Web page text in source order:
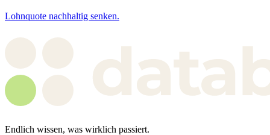
Lohnquote nachhaltig senken.
Endlich wissen, was wirklich passiert.